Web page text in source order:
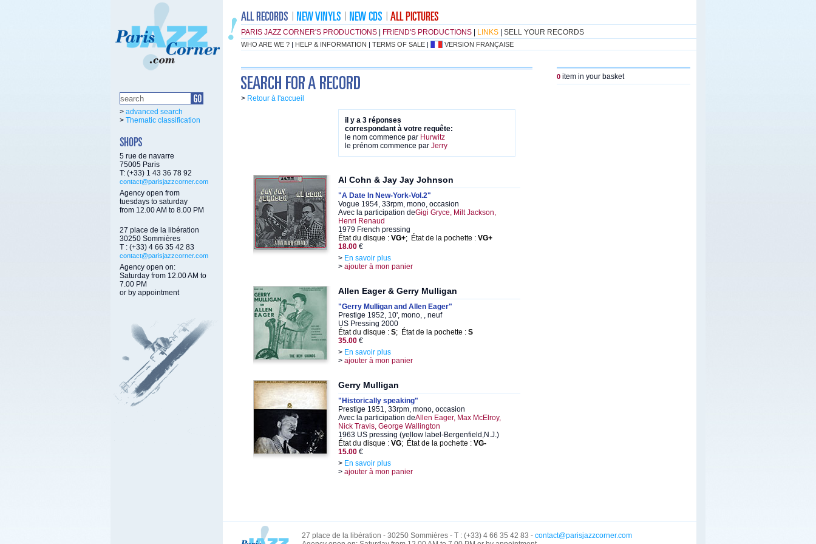
PARIS JAZZ CORNER'S PRODUCTIONS FRIEND'S PRODUCTIONS LINKS SELL YOUR RECORDS
WHO ARE WE ? | HELP & INFORMATION | TERMS OF SALE | VERSION FRANÇAISE
> advanced search
> Thematic classification
5 rue de navarre
75005 Paris
T: (+33) 1 43 36 78 92
contact@parisjazzcorner.com
Agency open from
tuesdays to saturday
from 12.00 AM to 8.00 PM
27 place de la libération
30250 Sommières
T : (+33) 4 66 35 42 83
contact@parisjazzcorner.com
Agency open on:
Saturday from 12.00 AM to
7.00 PM
or by appointment
> Retour à l'accueil
il y a 3 réponses
correspondant à votre requête:
le nom commence par Hurwitz
le prénom commence par Jerry
Al Cohn & Jay Jay Johnson
"A Date In New-York-Vol.2"
Vogue 1954, 33rpm, mono, occasion
Avec la participation deGigi Gryce, Milt Jackson,
Henri Renaud
1979 French pressing
État du disque : VG+; État de la pochette : VG+
18.00 €
> En savoir plus
> ajouter à mon panier
Allen Eager & Gerry Mulligan
"Gerry Mulligan and Allen Eager"
Prestige 1952, 10', mono, , neuf
US Pressing 2000
État du disque : S; État de la pochette : S
35.00 €
> En savoir plus
> ajouter à mon panier
Gerry Mulligan
"Historically speaking"
Prestige 1951, 33rpm, mono, occasion
Avec la participation deAllen Eager, Max McElroy,
Nick Travis, George Wallington
1963 US pressing (yellow label-Bergenfield,N.J.)
État du disque : VG; État de la pochette : VG-
15.00 €
> En savoir plus
> ajouter à mon panier
0 item in your basket
27 place de la libération - 30250 Sommières - T : (+33) 4 66 35 42 83 - contact@parisjazzcorner.com